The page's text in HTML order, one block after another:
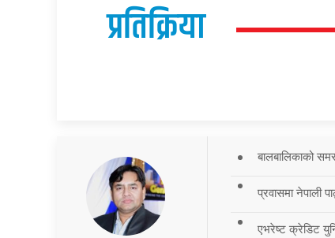
प्रतिक्रिया
बालबालिकाको
प्रवासमा नेपाली
एभरेष्ट क्रेडिट